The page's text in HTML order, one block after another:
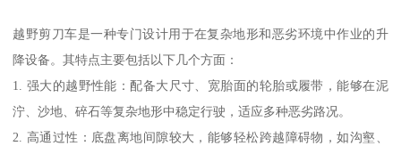
越野剪刀车是一种专门设计用于在复杂地形和恶劣环境中作业的升
降设备。其特点主要包括以下几个方面：
1. 强大的越野性能：配备大尺寸、宽胎面的轮胎或履带，能够在泥
泞、沙地、碎石等复杂地形中稳定行驶，适应多种恶劣路况。
2. 高通过性：底盘离地间隙较大，能够轻松跨越障碍物，如沟壑、